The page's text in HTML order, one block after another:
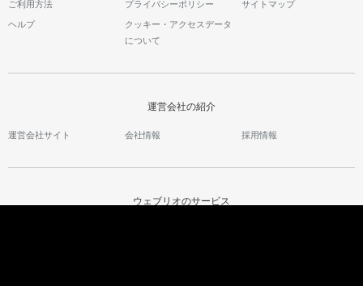
ご利用方法 プライバシーポリシー サイトマップ
ヘルプ
クッキー・アクセスデータ
について
運営会社の紹介
運営会社サイト 会社情報 採用情報
ウェブリオのサービス